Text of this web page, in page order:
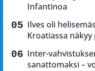
Infantinoa
Ilves oli
Kroatiassa
Inter-
sanattomaksi –